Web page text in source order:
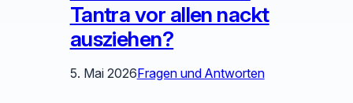
Tantra vor allen nackt
ausziehen?
5. Mai 2026Fragen und Antworten